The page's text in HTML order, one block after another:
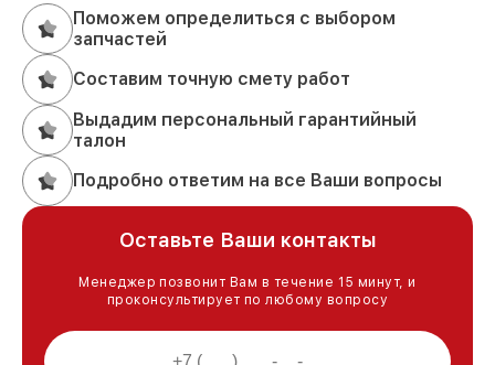
Поможем определиться с выбором
запчастей
Составим точную смету работ
Выдадим персональный гарантийный
талон
Подробно ответим на все Ваши вопросы
Оставьте Ваши контакты
Менеджер позвонит Вам в течение 15 минут, и
проконсультирует по любому вопросу